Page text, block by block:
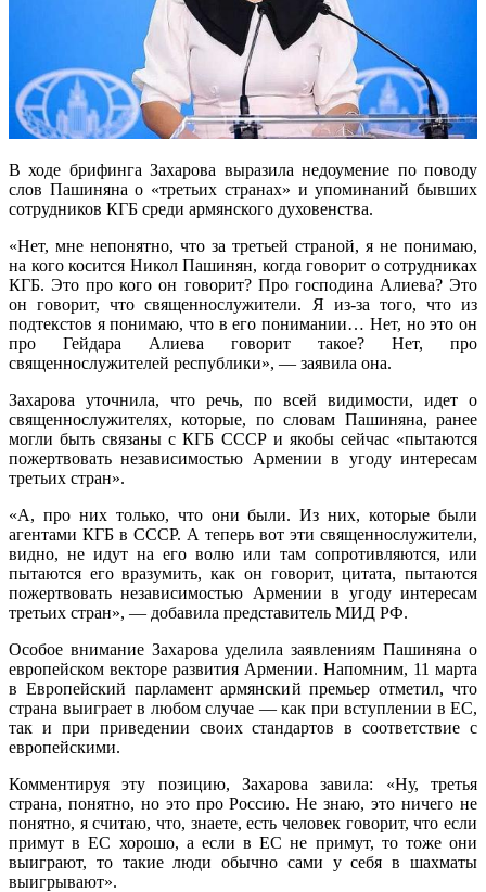
В ходе брифинга Захарова выразила недоумение по поводу
слов Пашиняна о «третьих странах» и упоминаний бывших
сотрудников КГБ среди армянского духовенства.
«Нет, мне непонятно, что за третьей страной, я не понимаю,
на кого косится Никол Пашинян, когда говорит о сотрудниках
КГБ. Это про кого он говорит? Про господина Алиева? Это
он говорит, что священнослужители. Я из-за того, что из
подтекстов я понимаю, что в его понимании… Нет, но это он
про Гейдара Алиева говорит такое? Нет, про
священнослужителей республики», — заявила она.
Захарова уточнила, что речь, по всей видимости, идет о
священнослужителях, которые, по словам Пашиняна, ранее
могли быть связаны с КГБ СССР и якобы сейчас «пытаются
пожертвовать независимостью Армении в угоду интересам
третьих стран».
«А, про них только, что они были. Из них, которые были
агентами КГБ в СССР. А теперь вот эти священнослужители,
видно, не идут на его волю или там сопротивляются, или
пытаются его вразумить, как он говорит, цитата, пытаются
пожертвовать независимостью Армении в угоду интересам
третьих стран», — добавила представитель МИД РФ.
Особое внимание Захарова уделила заявлениям Пашиняна о
европейском векторе развития Армении. Напомним, 11 марта
в Европейский парламент армянский премьер отметил, что
страна выиграет в любом случае — как при вступлении в ЕС,
так и при приведении своих стандартов в соответствие с
европейскими.
Комментируя эту позицию, Захарова завила: «Ну, третья
страна, понятно, но это про Россию. Не знаю, это ничего не
понятно, я считаю, что, знаете, есть человек говорит, что если
примут в ЕС хорошо, а если в ЕС не примут, то тоже они
выиграют, то такие люди обычно сами у себя в шахматы
выигрывают».